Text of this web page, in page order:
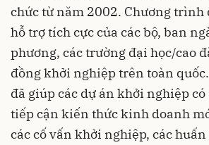
chức từ năm 2002. Chương trình
hỗ trợ tích cực của các bộ, ban
phương, các trường đại học/cao
đồng khởi nghiệp trên toàn
đã giúp các dự án khởi nghiệp
tiếp cận kiến thức kinh doanh
các cố vấn khởi nghiệp, các